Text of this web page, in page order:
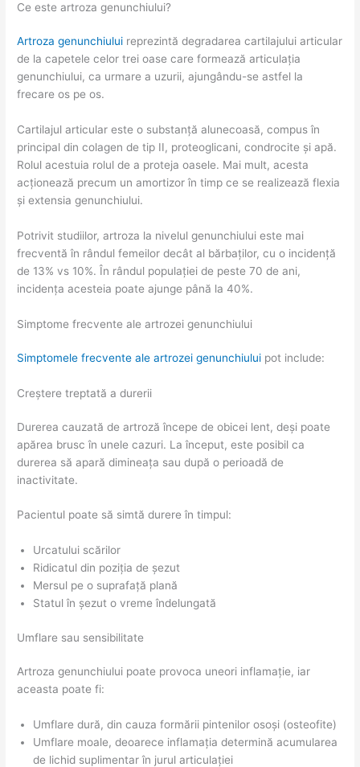
Ce este artroza genunchiului?
Artroza genunchiului reprezintă degradarea cartilajului articular
de la capetele celor trei oase care formează articulația
genunchiului, ca urmare a uzurii, ajungându-se astfel la
frecare os pe os.
Cartilajul articular este o substanță alunecoasă, compus în
principal din colagen de tip II, proteoglicani, condrocite și apă.
Rolul acestuia rolul de a proteja oasele. Mai mult, acesta
acționează precum un amortizor în timp ce se realizează flexia
și extensia genunchiului.
Potrivit studiilor, artroza la nivelul genunchiului este mai
frecventă în rândul femeilor decât al bărbaților, cu o incidență
de 13% vs 10%. În rândul populației de peste 70 de ani,
incidența acesteia poate ajunge până la 40%.
Simptome frecvente ale artrozei genunchiului
Simptomele frecvente ale artrozei genunchiului pot include:
Creștere treptată a durerii
Durerea cauzată de artroză începe de obicei lent, deși poate
apărea brusc în unele cazuri. La început, este posibil ca
durerea să apară dimineața sau după o perioadă de
inactivitate.
Pacientul poate să simtă durere în timpul:
Urcatului scărilor
Ridicatul din poziția de șezut
Mersul pe o suprafață plană
Statul în șezut o vreme îndelungată
Umflare sau sensibilitate
Artroza genunchiului poate provoca uneori inflamație, iar
aceasta poate fi:
Umflare dură, din cauza formării pintenilor osoși (osteofite)
Umflare moale, deoarece inflamația determină acumularea
de lichid suplimentar în jurul articulației